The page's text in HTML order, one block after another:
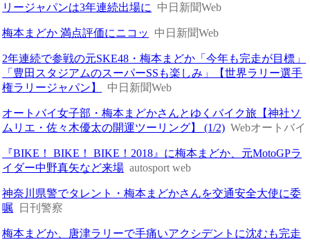
リージャパンは3年連続出場に
中日新聞Web
梅本まどか 満点評価にニコッ 中日新聞Web
2年連続で参戦の元SKE48・梅本まどか「今年も完走が目標」
「豊田スタジアムのスーパーSSも楽しみ」【世界ラリー選手
権ラリージャパン】
中日新聞Web
オートバイ女子部・梅本まどかさんとゆくバイク旅【神社ソ
ムリエ・佐々木優太の開運ツーリング】 (1/2) Webオートバイ
『BIKE！ BIKE！ BIKE！2018』に梅本まどか、元MotoGPラ
イダー中野真矢など来場 autosport web
神奈川県警でタレント・梅本まどかさんを交通安全大使に委
嘱
日刊警察
梅本まどか、唐津ラリーで手痛いアクシデントに沈むも完走